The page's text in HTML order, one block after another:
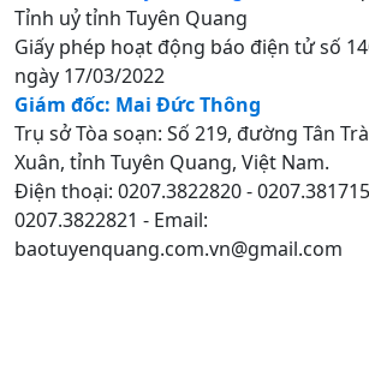
Tỉnh uỷ tỉnh Tuyên Quang
Giấy phép hoạt động báo điện tử số
ngày 17/03/2022
Giám đốc: Mai Đức Thông
Trụ sở Tòa soạn: Số 219, đường Tân
Xuân, tỉnh Tuyên Quang, Việt Nam.
Điện thoại: 0207.3822820 -
0207.3822821 - Email:
baotuyenquang.com.vn@gmail.com